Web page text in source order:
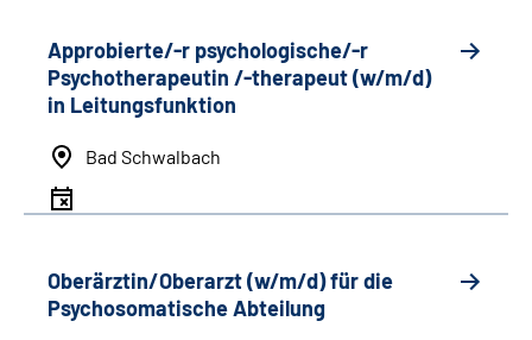
Approbierte/-r psychologische/-r
Psychotherapeutin /-therapeut (w/m/d)
in Leitungsfunktion
Bad Schwalbach
Oberärztin/Oberarzt (w/m/d) für die
Psychosomatische Abteilung